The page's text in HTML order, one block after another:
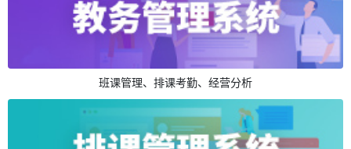
班课管理、排课考勤、经营分析